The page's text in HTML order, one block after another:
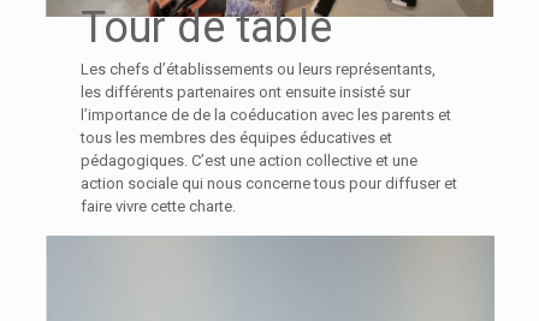
Tour de table
Les chefs d’établissements ou leurs représentants,
les différents partenaires ont ensuite insisté sur
l’importance de de la coéducation avec les parents et
tous les membres des équipes éducatives et
pédagogiques. C’est une action collective et une
action sociale qui nous concerne tous pour diffuser et
faire vivre cette charte.